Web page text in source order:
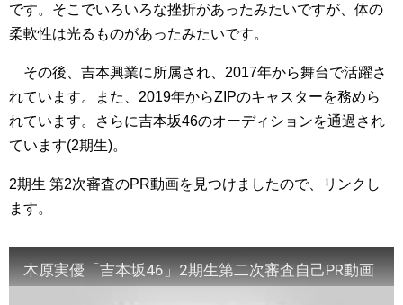
です。そこでいろいろな挫折があったみたいですが、体の
柔軟性は光るものがあったみたいです。
その後、吉本興業に所属され、2017年から舞台で活躍さ
れています。また、2019年からZIPのキャスターを務めら
れています。さらに吉本坂46のオーディションを通過され
ています(2期生)。
2期生 第2次審査のPR動画を見つけましたので、リンクし
ます。
木原実優「吉本坂46」2期生第二次審査自己PR動画